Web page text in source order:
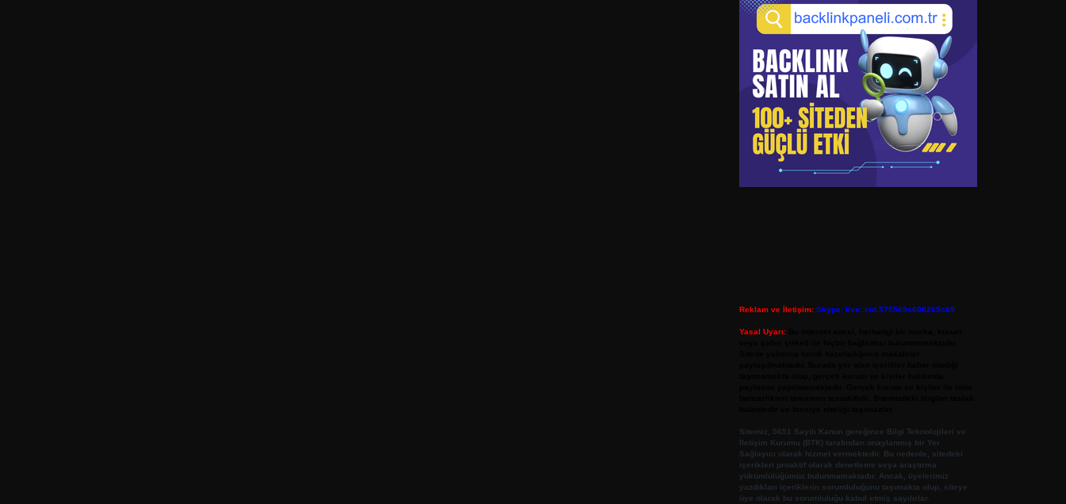
Reklam ve İletişim: Skype: live:.cid.575569c608265c69
Yasal Uyarı:
Sitemiz, 5651 Sayılı Kanun gereğince Bilgi Teknolojileri ve
İletişim Kurumu (BTK) tarafından onaylanmış bir Yer
Sağlayıcı olarak hizmet vermektedir. Bu nedenle, sitedeki
içerikleri proaktif olarak denetleme veya araştırma
yükümlülüğümüz bulunmamaktadır. Ancak, üyelerimiz
yazdıkları içeriklerin sorumluluğunu taşımakta olup, siteye
üye olarak bu sorumluluğu kabul etmiş sayılırlar.